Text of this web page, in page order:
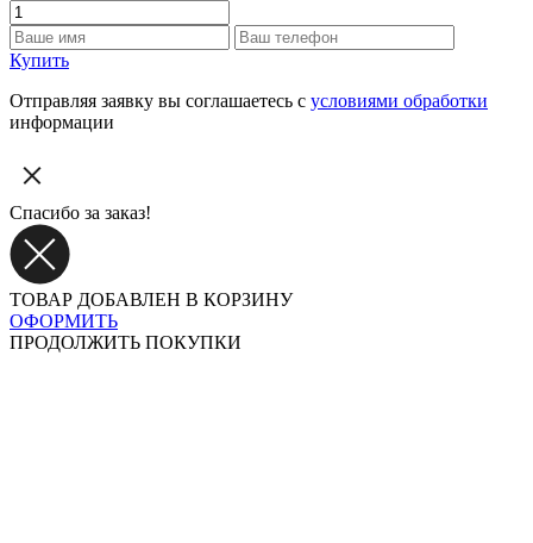
Купить
Отправляя заявку вы соглашаетесь с условиями обработки
информации
Спасибо за заказ!
ТОВАР ДОБАВЛЕН В КОРЗИНУ
ОФОРМИТЬ
ПРОДОЛЖИТЬ ПОКУПКИ